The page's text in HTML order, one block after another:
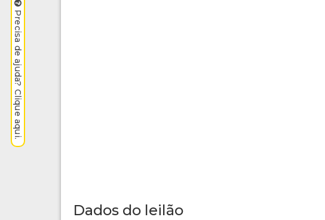
Dados do leilão
Precisa de ajuda? Clique aqui.